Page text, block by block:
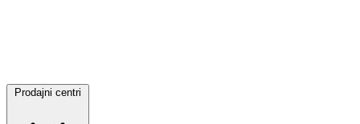
Prodajni centri